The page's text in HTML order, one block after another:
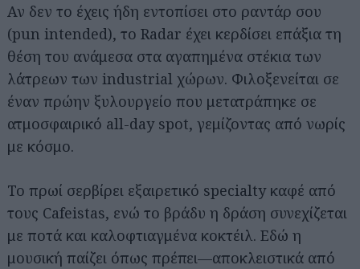
Αν δεν το έχεις ήδη εντοπίσει στο ραντάρ σου
(pun intended), το Radar έχει κερδίσει επάξια τη
θέση του ανάμεσα στα αγαπημένα στέκια των
λάτρεων των industrial χώρων. Φιλοξενείται σε
έναν πρώην ξυλουργείο που μετατράπηκε σε
ατμοσφαιρικό all-day spot, γεμίζοντας από νωρίς
με κόσμο.
Το πρωί σερβίρει εξαιρετικό specialty καφέ από
τους Cafeistas, ενώ το βράδυ η δράση συνεχίζεται
με ποτά και καλοφτιαγμένα κοκτέιλ. Εδώ η
μουσική παίζει όπως πρέπει—αποκλειστικά από